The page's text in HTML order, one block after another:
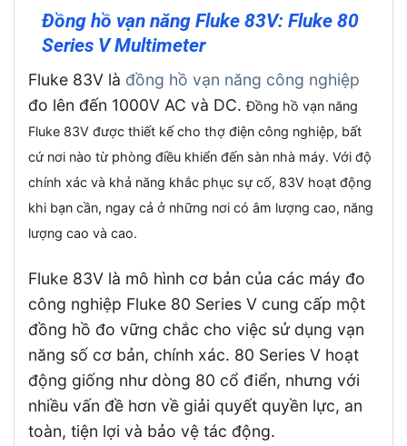
Đồng hồ vạn năng Fluke 83V: Fluke 80
Series V Multimeter
Fluke 83V là đồng hồ vạn năng công nghiệp
đo lên đến 1000V AC và DC.Đồng hồ vạn năng
Fluke 83V được thiết kế cho thợ điện công nghiệp, bất
cứ nơi nào từ phòng điều khiển đến sàn nhà máy. Với độ
chính xác và khả năng khắc phục sự cố, 83V hoạt động
khi bạn cần, ngay cả ở những nơi có âm lượng cao, năng
lượng cao và cao.
Fluke 83V là mô hình cơ bản của các máy đo
công nghiệp Fluke 80 Series V cung cấp một
đồng hồ đo vững chắc cho việc sử dụng vạn
năng số cơ bản, chính xác. 80 Series V hoạt
động giống như dòng 80 cổ điển, nhưng với
nhiều vấn đề hơn về giải quyết quyền lực, an
toàn, tiện lợi và bảo vệ tác động.